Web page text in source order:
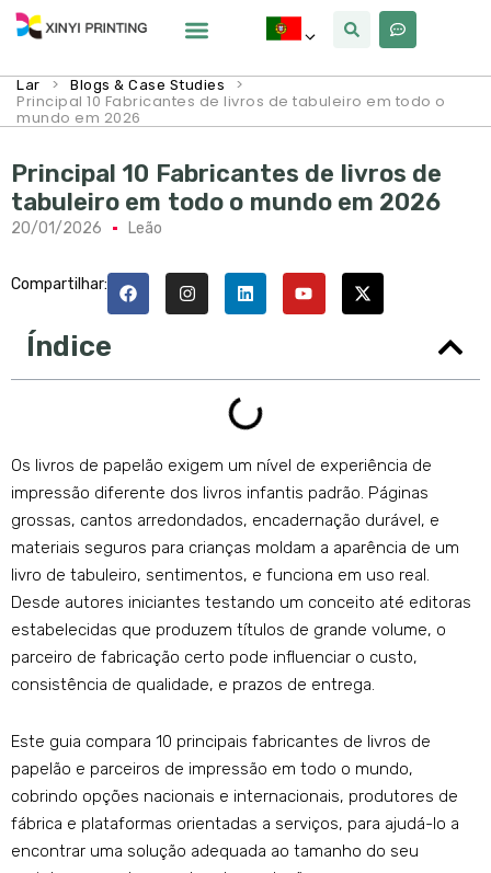
Lar > Blogs & Case Studies >
Principal 10 Fabricantes de livros de tabuleiro em todo o
mundo em 2026
Principal 10 Fabricantes de livros de
tabuleiro em todo o mundo em 2026
20/01/2026 Leão
Compartilhar:
Índice
Os livros de papelão exigem um nível de experiência de
impressão diferente dos livros infantis padrão. Páginas
grossas, cantos arredondados, encadernação durável, e
materiais seguros para crianças moldam a aparência de um
livro de tabuleiro, sentimentos, e funciona em uso real.
Desde autores iniciantes testando um conceito até editoras
estabelecidas que produzem títulos de grande volume, o
parceiro de fabricação certo pode influenciar o custo,
consistência de qualidade, e prazos de entrega.
Este guia compara 10 principais fabricantes de livros de
papelão e parceiros de impressão em todo o mundo,
cobrindo opções nacionais e internacionais, produtores de
fábrica e plataformas orientadas a serviços, para ajudá-lo a
encontrar uma solução adequada ao tamanho do seu